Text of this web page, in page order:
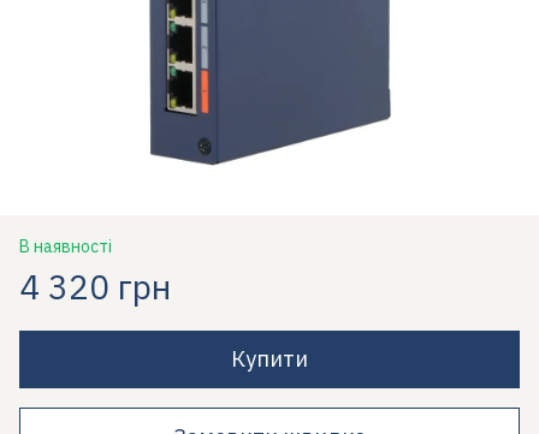
В наявності
4 320 грн
Купити